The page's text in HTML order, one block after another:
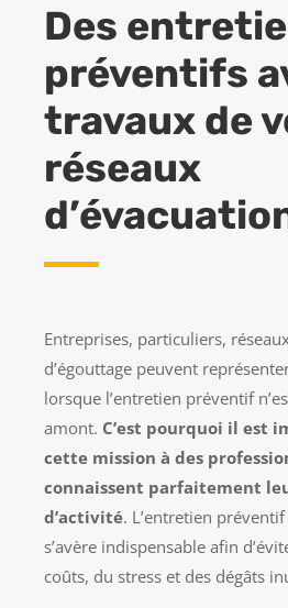
Des
préventifs
travaux de
réseaux
Entreprises, particuliers,
d’égouttage peuvent
lorsque l’entretien préventif
amont. C’est pourquoi il est
cette mission à des
connaissent parfaitement
d’activité. L’entretien
s’avère indispensable afin
coûts, du stress et des dégâts